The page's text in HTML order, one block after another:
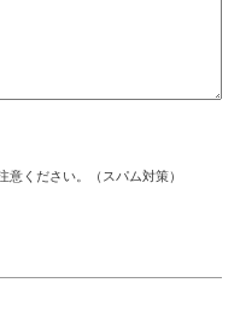
ください。（スパム対策）